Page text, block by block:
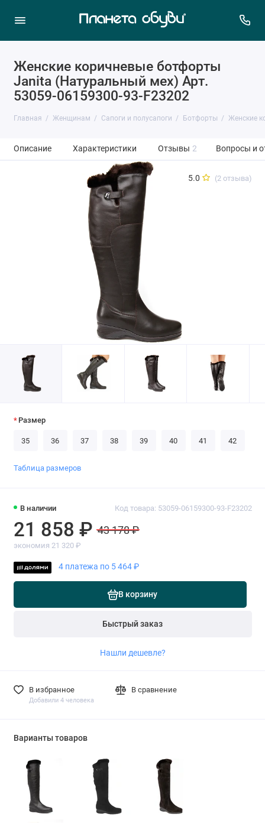
Женские коричневые ботфорты
Janita (Натуральный мех) Арт.
53059-06159300-93-F23202
Главная Женщинам Сапоги и полусапоги Ботфорты Женские
Описание Характеристики Отзывы 2 Вопросы и
5.0 (2 отзыва)
В наличии Код товара: 53059-06159300-93-F23202
21 858 ₽ 43 178 ₽
экономия 21 320 ₽
4 платежа по 5 464 ₽
В корзину
Быстрый заказ
Нашли дешевле?
В избранное
Добавили 4 человека
В сравнение
Размер
35 36 37 38 39 40 41 42
Таблица размеров
Варианты товаров